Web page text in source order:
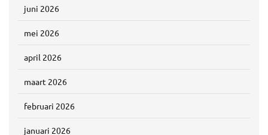
juni 2026
mei 2026
april 2026
maart 2026
februari 2026
januari 2026